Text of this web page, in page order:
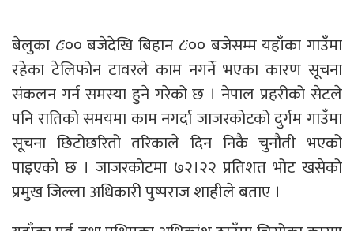
बेलुका ८ः०० बजेदेखि बिहान ८ः०० बजेसम्म यहाँका गाउँमा
रहेका टेलिफोन टावरले काम नगर्ने भएका कारण सूचना
संकलन गर्न समस्या हुने गरेको छ । नेपाल प्रहरीको सेटले
पनि रातिको समयमा काम नगर्दा जाजरकोटको दुर्गम गाउँमा
सूचना छिटोछरितो तरिकाले दिन निकै चुनौती भएको
पाइएको छ । जाजरकोटमा ७२।२२ प्रतिशत भोट खसेको
प्रमुख जिल्ला अधिकारी पुष्पराज शाहीले बताए ।